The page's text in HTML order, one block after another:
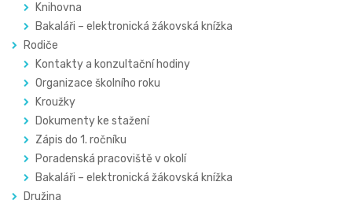
Knihovna
Bakaláři – elektronická žákovská knížka
Rodiče
Kontakty a konzultační hodiny
Organizace školního roku
Kroužky
Dokumenty ke stažení
Zápis do 1. ročníku
Poradenská pracoviště v okolí
Bakaláři – elektronická žákovská knížka
Družina